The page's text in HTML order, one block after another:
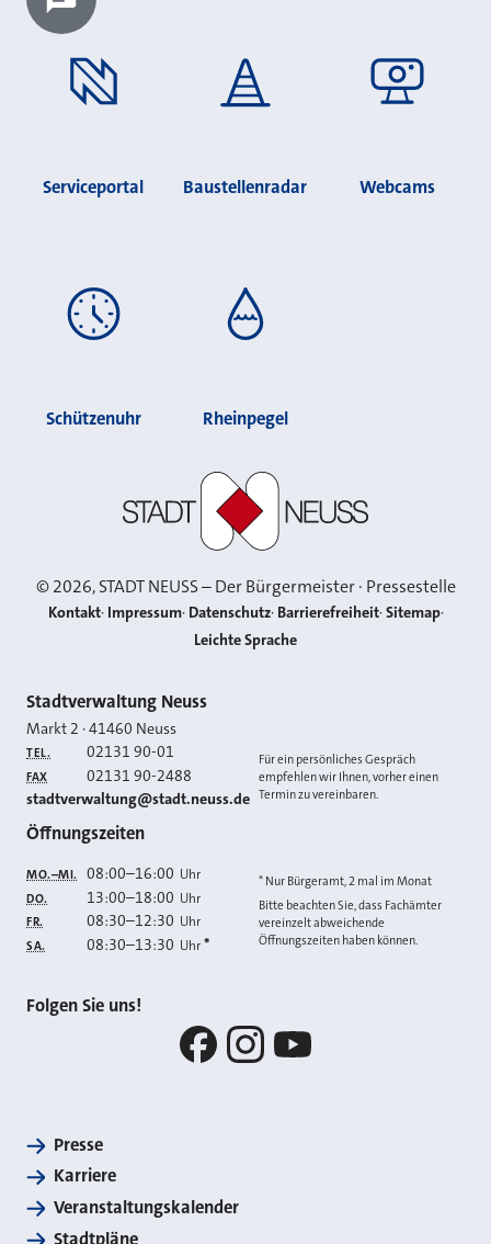
Chatbot laden?
Serviceportal Baustellenradar Webcams
Schützenuhr Rheinpegel
©2026, STADT NEUSS – Der Bürgermeister · Pressestelle
Kontakt Impressum Datenschutz Barrierefreiheit Sitemap
Leichte Sprache
Kontakt
Stadtverwaltung Neuss
Markt 2 ·41460 Neuss
TEL. 02131 90-01
FAX 02131 90-2488
E-MAIL
stadtverwaltung@stadt.neuss.de
Für ein persönliches Gespräch
empfehlen wir Ihnen, vorher einen
Termin zu vereinbaren.
Öffnungszeiten
MO.–MI. 08:00–16:00 Uhr
DO. 13:00–18:00 Uhr
FR. 08:30–12:30 Uhr
SA. 08:30–13:30 Uhr *
* Nur Bürgeramt, 2 mal im Monat
Bitte beachten Sie, dass Fachämter
vereinzelt abweichende
Öffnungszeiten haben können.
Folgen Sie uns!
Presse
Karriere
Veranstaltungskalender
Stadtpläne